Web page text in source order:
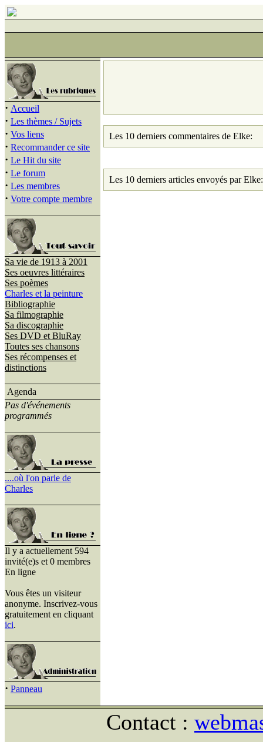
· Accueil
· Les thèmes / Sujets
· Vos liens
· Recommander ce site
· Le Hit du site
· Le forum
· Les membres
· Votre compte membre
Sa vie de 1913 à 2001
Ses oeuvres littéraires
Ses poèmes
Charles et la peinture
Bibliographie
Sa filmographie
Sa discographie
Ses DVD et BluRay
Toutes ses chansons
Ses récompenses et
distinctions
Agenda
Pas d'événements
programmés
....où l'on parle de
Charles
Il y a actuellement 594
invité(e)s et 0 membres
En ligne
Vous êtes un visiteur
anonyme. Inscrivez-vous
gratuitement en cliquant
ici.
· Panneau
Les 10 derniers commentaires de Elke:
Les 10 derniers articles envoyés par Elke:
Contact :